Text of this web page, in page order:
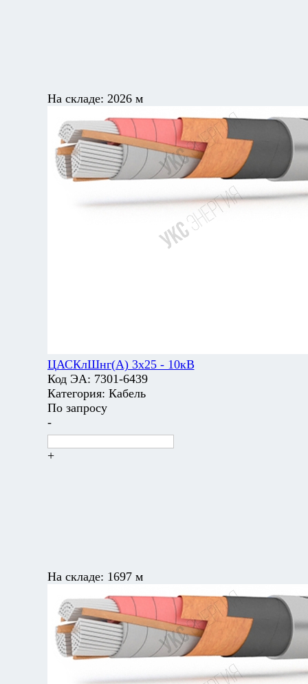
На складе: 2026 м
ЦАСКлШнг(А) 3х25 - 10кВ
Код ЭА: 7301-6439
Категория: Кабель
По запросу
-
+
На складе: 1697 м